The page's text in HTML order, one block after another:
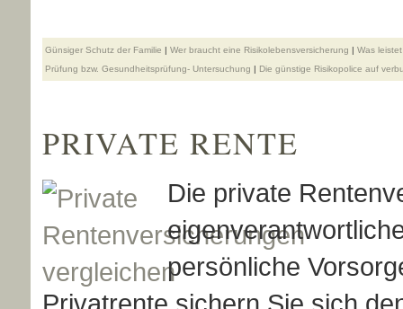
Günsiger Schutz der Familie | Wer braucht eine Risiko­lebens­ver­si­che­rung | Was
Prüfung bzw. Gesundheitsprüfung- Untersuchung | Die günstige Risikopolice auf
PRIVATE RENTE
Die private
persönliche